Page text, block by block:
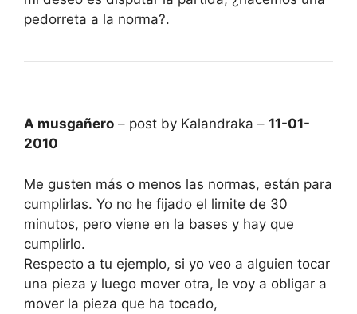
pedorreta a la norma?.
A musgañero – post by Kalandraka – 11-01-
2010
Me gusten más o menos las normas, están para
cumplirlas. Yo no he fijado el limite de 30
minutos, pero viene en la bases y hay que
cumplirlo.
Respecto a tu ejemplo, si yo veo a alguien tocar
una pieza y luego mover otra, le voy a obligar a
mover la pieza que ha tocado,